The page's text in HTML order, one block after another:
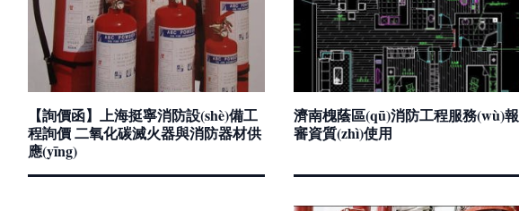
【詢價函】上海挺寧消防設(shè)備工
程詢價 二氧化碳滅火器與消防器材供
應(yīng)
濟南槐蔭區(qū)消防工程服務(wù)報
審資質(zhì)使用